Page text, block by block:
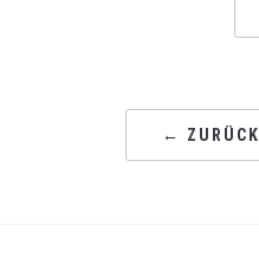
← ZURÜCK